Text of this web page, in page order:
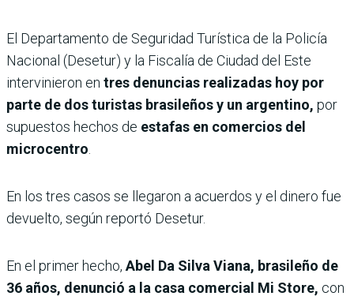
El Departamento de Seguridad Turística de la Policía
Nacional (Desetur) y la Fiscalía de Ciudad del Este
intervinieron en tres denuncias realizadas hoy por
parte de dos turistas brasileños y un argentino, por
supuestos hechos de estafas en comercios del
microcentro
En los tres casos se llegaron a acuerdos y el dinero fue
devuelto, según reportó Desetur.
En el primer hecho, Abel Da Silva Viana, brasileño de
36 años, denunció a la casa comercial Mi Store, con